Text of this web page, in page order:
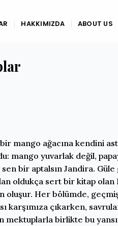
HAKKIMIZDA ABOUT US
mango ağacına kendini
mango yuvarlak değil,
bir aptalsın Jandira. Güle
oldukça sert bir kitap olan
oluşur. Her bölümde,
karşımıza çıkarken,
mektuplarla birlikte bu